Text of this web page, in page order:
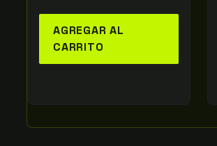
AGREGAR AL
CARRITO